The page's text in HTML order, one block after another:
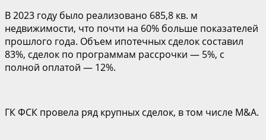
В 2023 году было реализовано 685,8 кв. м
недвижимости, что почти на 60% больше показателей
прошлого года. Объем ипотечных сделок составил
83%, сделок по программам рассрочки — 5%, с
полной оплатой — 12%.
ГК ФСК провела ряд крупных сделок, в том числе M&A.